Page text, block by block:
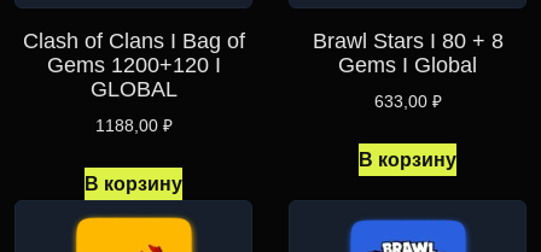
Clash of Clans I Bag of
Gems 1200+120 I
GLOBAL
1188,00 ₽
В корзину
Brawl Stars I 80 + 8
Gems I Global
633,00 ₽
В корзину